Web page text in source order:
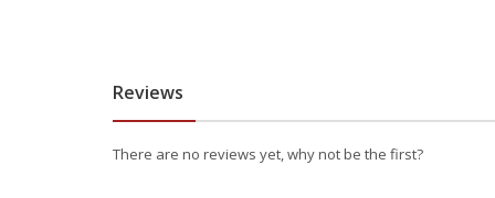
Reviews
There are no reviews yet, why not be the first?